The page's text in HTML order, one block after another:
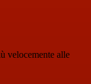
velocemente alle